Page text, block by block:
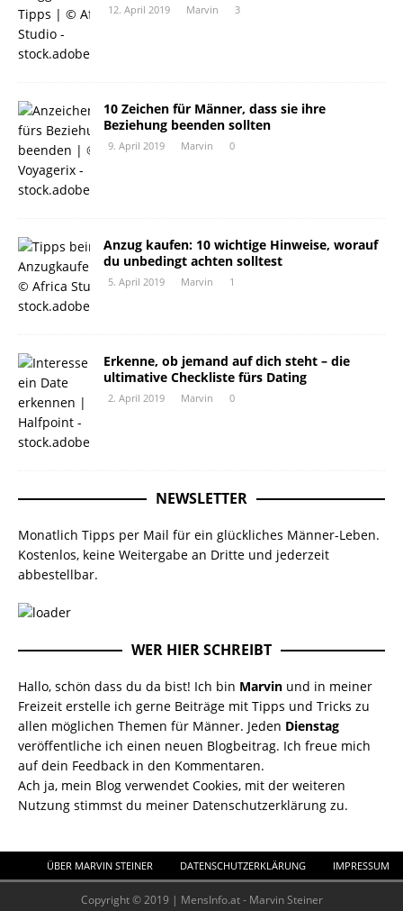
12. April 2019 Marvin 3
10 Zeichen für Männer, dass sie ihre
Beziehung beenden sollten
9. April 2019 Marvin 0
Anzug kaufen: 10 wichtige Hinweise, worauf
du unbedingt achten solltest
5. April 2019 Marvin 1
Erkenne, ob jemand auf dich steht – die
ultimative Checkliste fürs Dating
2. April 2019 Marvin 0
NEWSLETTER
Monatlich Tipps per Mail für ein glückliches Männer-Leben.
Kostenlos, keine Weitergabe an Dritte und jederzeit
abbestellbar.
WER HIER SCHREIBT
Hallo, schön dass du da bist! Ich bin Marvin und in meiner
Freizeit erstelle ich gerne Beiträge mit Tipps und Tricks zu
allen möglichen Themen für Männer. Jeden Dienstag
veröffentliche ich einen neuen Blogbeitrag. Ich freue mich
auf dein Feedback in den Kommentaren.
Ach ja, mein Blog verwendet Cookies, mit der weiteren
Nutzung stimmst du meiner Datenschutzerklärung zu.
ÜBER MARVIN STEINER DATENSCHUTZERKLÄRUNG IMPRESSUM
Copyright © 2019 | MensInfo.at - Marvin Steiner